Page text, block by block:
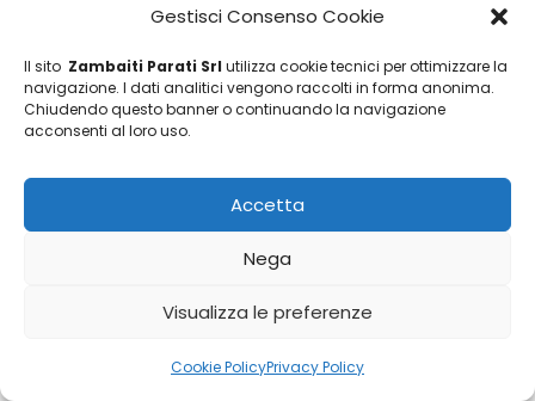
Gestisci Consenso Cookie
Il sito Zambaiti Parati Srl utilizza cookie tecnici per ottimizzare la
navigazione. I dati analitici vengono raccolti in forma anonima.
Chiudendo questo banner o continuando la navigazione
acconsenti al loro uso.
Accetta
Nega
Visualizza le preferenze
Cookie PolicyPrivacy Policy